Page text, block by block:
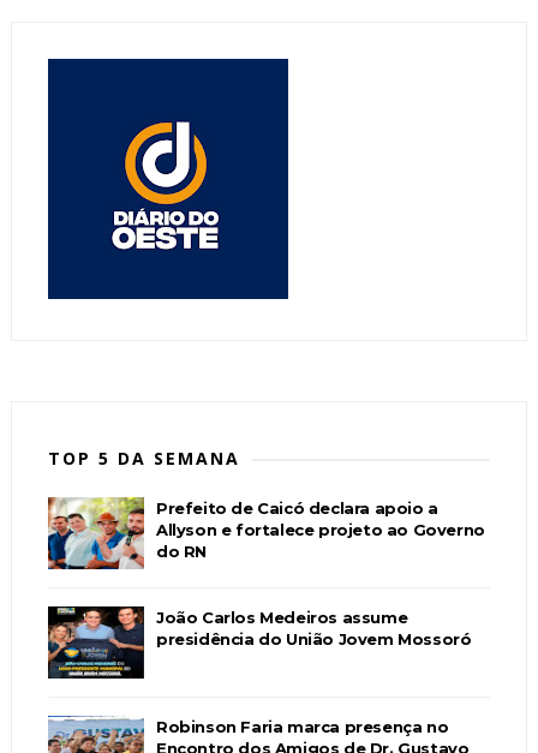
TOP 5 DA SEMANA
Prefeito de Caicó declara apoio a
Allyson e fortalece projeto ao Governo
do RN
João Carlos Medeiros assume
presidência do União Jovem Mossoró
Robinson Faria marca presença no
Encontro dos Amigos de Dr. Gustavo